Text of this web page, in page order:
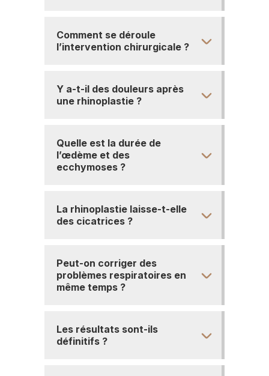
Comment se déroule
l’intervention chirurgicale ?
Y a-t-il des douleurs après
une rhinoplastie ?
Quelle est la durée de
l’œdème et des
ecchymoses ?
La rhinoplastie laisse-t-elle
des cicatrices ?
Peut-on corriger des
problèmes respiratoires en
même temps ?
Les résultats sont-ils
définitifs ?